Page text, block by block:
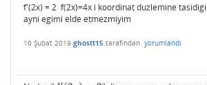
f'(2x) = 2 f(2x)=4x i koordinat duzlemine
ayni egimi elde etmezmiyim
10 Şubat 2019 ghostt15 tarafından yorumlandı